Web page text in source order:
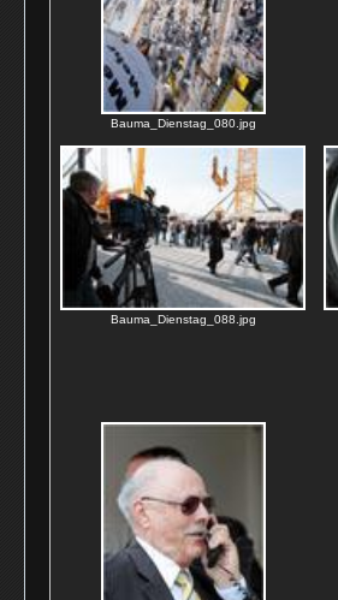
Bauma_Dienstag_080.jpg
Bauma_Dienstag_088.jpg